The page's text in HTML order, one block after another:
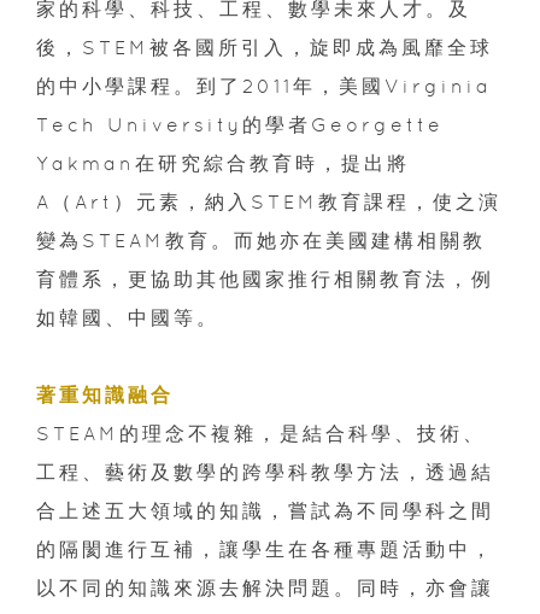
家的科學、科技、工程、數學未來人才。及
後，STEM被各國所引入，旋即成為風靡全球
的中小學課程。到了2011年，美國Virginia
Tech University的學者Georgette
Yakman在研究綜合教育時，提出將
A（Art）元素，納入STEM教育課程，使之演
變為STEAM教育。而她亦在美國建構相關教
育體系，更協助其他國家推行相關教育法，例
如韓國、中國等。
著重知識融合
STEAM的理念不複雜，是結合科學、技術、
工程、藝術及數學的跨學科教學方法，透過結
合上述五大領域的知識，嘗試為不同學科之間
的隔閡進行互補，讓學生在各種專題活動中，
以不同的知識來源去解決問題。同時，亦會讓